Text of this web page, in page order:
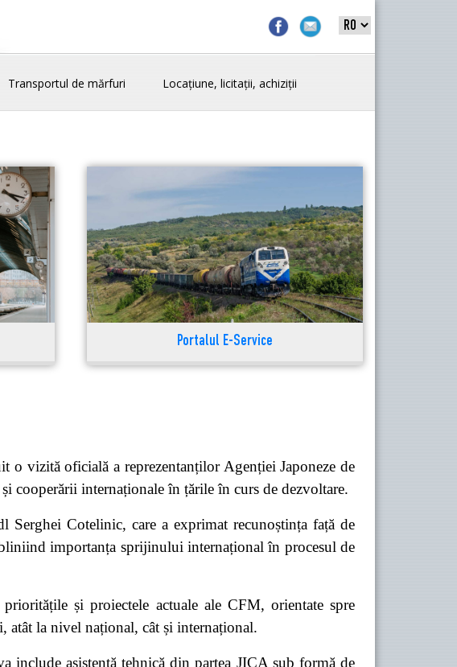
Transportul de mărfuri Locațiune, licitații, achiziții
Portalul E-Service
o vizită oficială a reprezentanților Agenției Japoneze de
cooperării internaționale în țările în curs de dezvoltare.
Cotelinic, care a exprimat recunoștința față de
importanța sprijinului internațional în procesul de
și proiectele actuale ale CFM, orientate spre
atât la nivel național, cât și internațional.
include asistență tehnică din partea JICA sub formă de